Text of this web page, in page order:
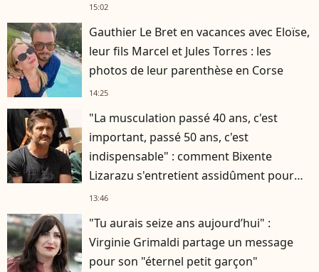
15:02
Gauthier Le Bret en vacances avec Eloïse,
leur fils Marcel et Jules Torres : les
photos de leur parenthèse en Corse
14:25
"La musculation passé 40 ans, c'est
important, passé 50 ans, c'est
indispensable" : comment Bixente
Lizarazu s'entretient assidûment pour
rester musclé à 56 ans ?
13:46
"Tu aurais seize ans aujourd’hui" :
Virginie Grimaldi partage un message
pour son "éternel petit garçon"